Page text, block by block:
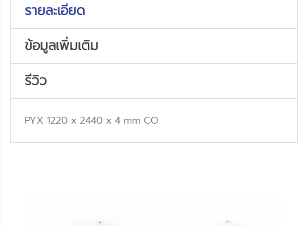
รายละเอียด
ข้อมูลเพิ่มเติม
รีวิว
PYX 1220 x 2440 x 4 mm CO